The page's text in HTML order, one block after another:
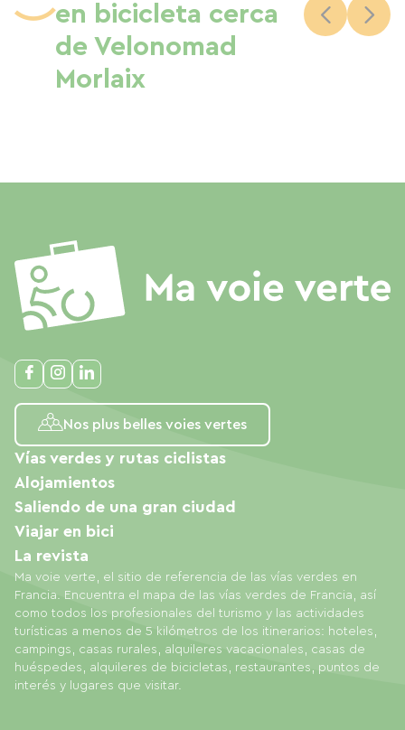
en bicicleta cerca
de Velonomad
Morlaix
Nos plus belles voies vertes
Ma voie verte, el sitio de referencia de las vías verdes en
Francia. Encuentra el mapa de las vías verdes de Francia, así
como todos los profesionales del turismo y las actividades
turísticas a menos de 5 kilómetros de los itinerarios: hoteles,
campings, casas rurales, alquileres vacacionales, casas de
huéspedes, alquileres de bicicletas, restaurantes, puntos de
interés y lugares que visitar.
Vías verdes y rutas ciclistas
Alojamientos
Saliendo de una gran ciudad
Viajar en bici
La revista